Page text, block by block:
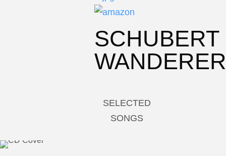
SCHUBERT
WANDERER
SELECTED
SONGS